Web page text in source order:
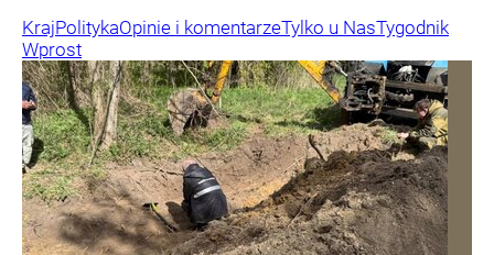
KrajPolitykaOpinie i komentarzeTylko u NasTygodnik
Wprost